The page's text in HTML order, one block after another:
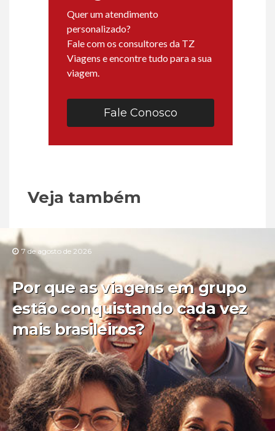
Quer um atendimento
personalizado?
Fale com os consultores da TZ
Viagens e encontre tudo para a sua
viagem.
Fale Conosco
Veja também
7 de agosto de 2026
Por que as viagens em grupo
estão conquistando cada vez
mais brasileiros?